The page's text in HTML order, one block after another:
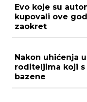
Evo koje su
kupovali ove
zaokret
Nakon uhićenja
roditeljima koji s
bazene